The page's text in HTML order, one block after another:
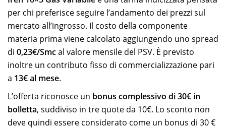
per chi preferisce seguire l’andamento dei prezzi sul
mercato all’ingrosso. Il costo della componente
materia prima viene calcolato aggiungendo uno spread
di 0,23€/Smcal valore mensile del PSV. È previsto
inoltre un contributo fisso di commercializzazione pari
a 13€ al mese.
L’offerta riconosce un bonus complessivo di 30€ in
bolletta, suddiviso in tre quote da 10€. Lo sconto non
deve quindi essere considerato come un bonus di 30 €